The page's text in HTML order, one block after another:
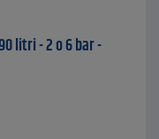
litri - 2 o 6 bar -